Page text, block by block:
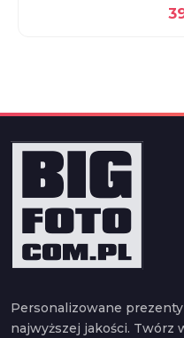
Personalizowane
najwyższej jakości. Twórz